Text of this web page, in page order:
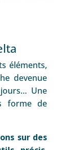
éléments,
devenue
Une
forme de
sur des